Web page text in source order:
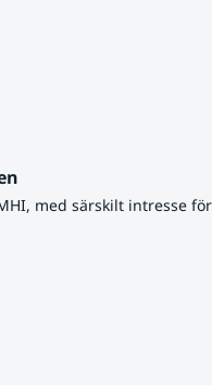
med särskilt intresse